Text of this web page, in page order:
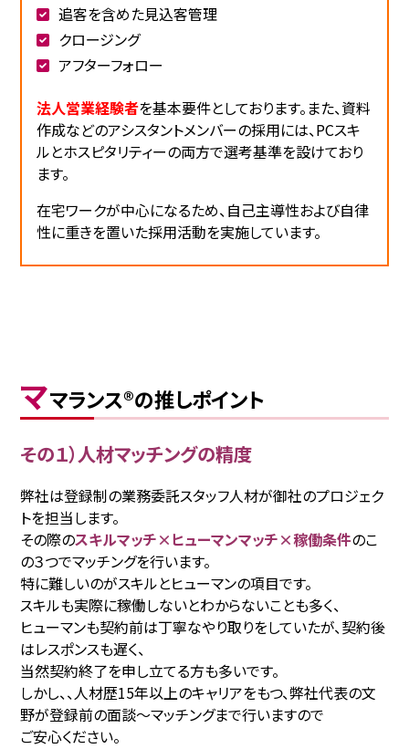
追客を含めた見込客管理
クロージング
アフターフォロー
法人営業経験者を基本要件としております。また、資料
作成などのアシスタントメンバーの採用には、PCスキ
ルとホスピタリティーの両方で選考基準を設けており
ます。
在宅ワークが中心になるため、自己主導性および自律
性に重きを置いた採用活動を実施しています。
ママランス®の推しポイント
その１）人材マッチングの精度
弊社は登録制の業務委託スタッフ人材が御社のプロジェク
トを担当します。
その際のスキルマッチ×ヒューマンマッチ×稼働条件のこ
の３つでマッチングを行います。
特に難しいのがスキルとヒューマンの項目です。
スキルも実際に稼働しないとわからないことも多く、
ヒューマンも契約前は丁寧なやり取りをしていたが、契約後
はレスポンスも遅く、
当然契約終了を申し立てる方も多いです。
しかし、、人材歴15年以上のキャリアをもつ、弊社代表の文
野が登録前の面談〜マッチングまで行いますので
ご安心ください。